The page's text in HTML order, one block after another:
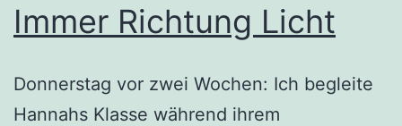
Immer Richtung Licht
Donnerstag vor zwei Wochen: Ich begleite
Hannahs Klasse während ihrem